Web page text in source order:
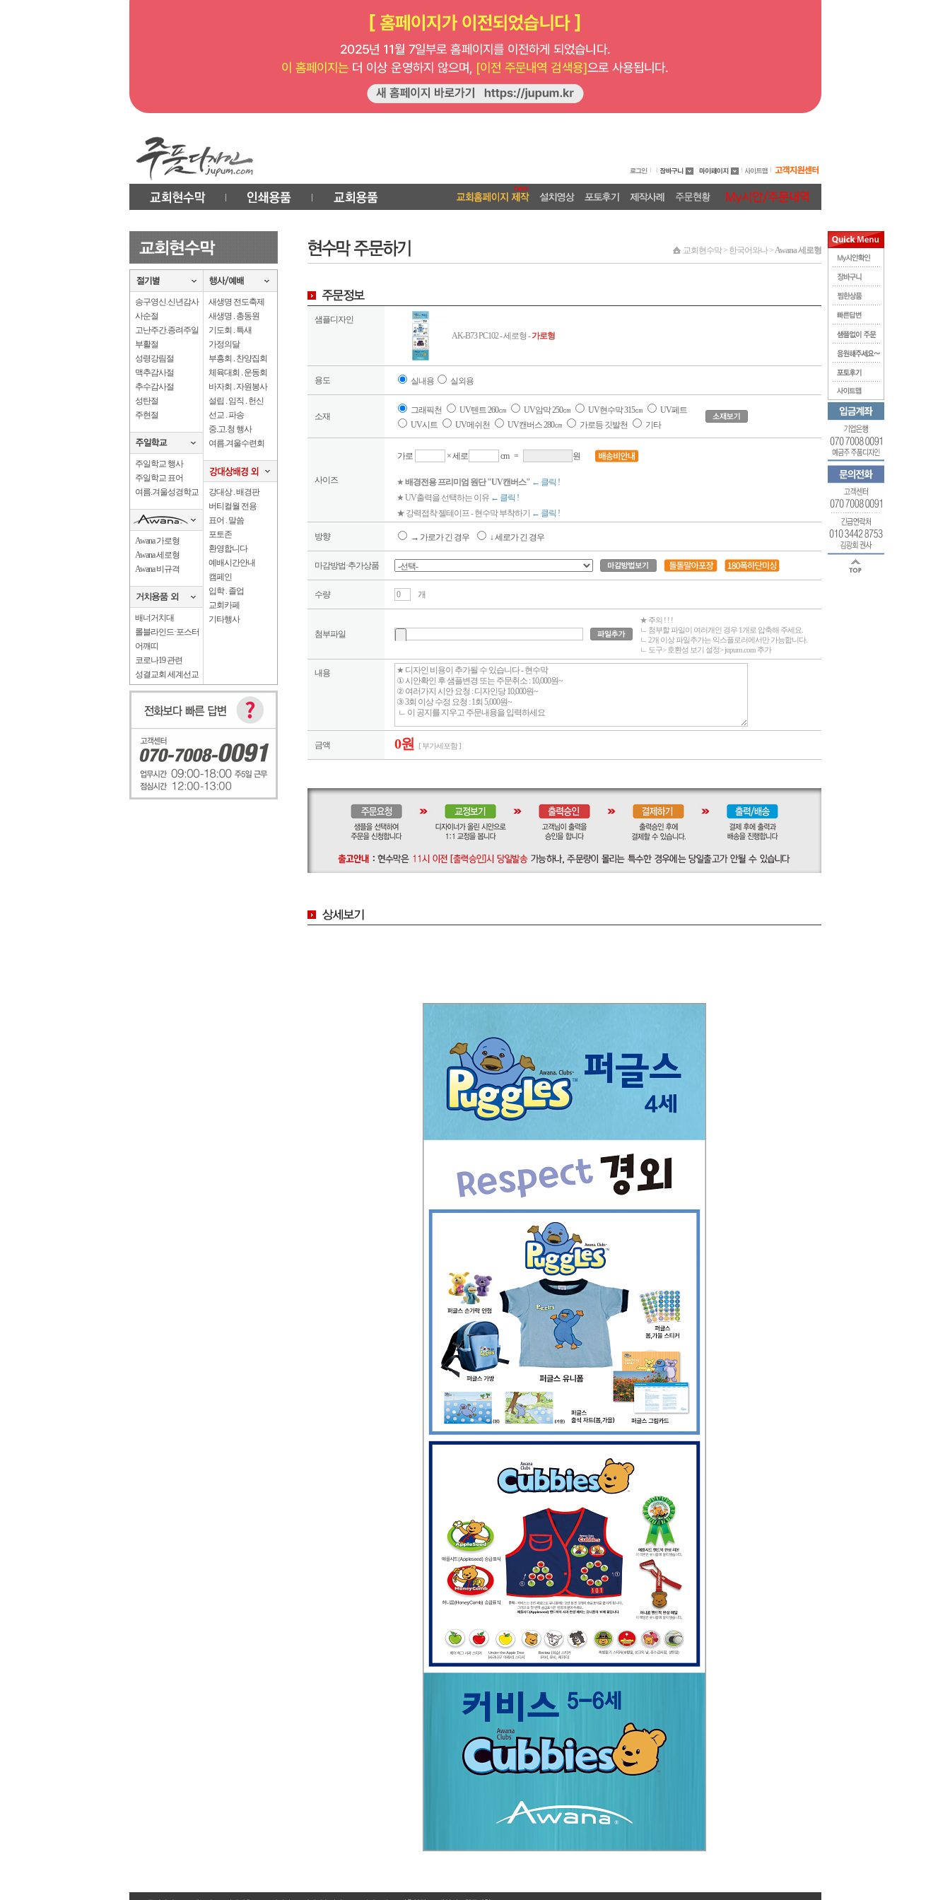
송구영신.신년감사
사순절
고난주간.종려주일
부활절
성령강림절
맥추감사절
추수감사절
성탄절
주현절
주일학교 행사
주일학교 표어
여름.겨울성경학교
Awana 가로형
Awana 세로형
Awana 비규격
배너거치대
롤블라인드·포스터
어깨띠
코로나19 관련
성결교회 세계선교
새생명 전도축제
새생명 . 총동원
기도회 . 특새
가정의달
부흥회 . 찬양집회
체육대회 . 운동회
바자회 . 자원봉사
설립 . 임직 . 헌신
선교 . 파송
중.고.청 행사
여름.겨울수련회
강대상 . 배경판
버티컬월 전용
표어 . 말씀
포토존
환영합니다
예배시간안내
캠페인
입학 . 졸업
교회카페
기타행사
교회현수막 > 한국어와나 >Awana 세로형
샘플디자인
AK-B73 PC102 - 세로형 -가로형
용도 실내용 실외용
소재
그래픽천 UV텐트 260㎝ UV암막 250㎝ UV현수막 315㎝
UV페트
UV시트
UV메쉬천 UV캔버스 280㎝ 가로등 깃발천 기타
사이즈
가로 × 세로 cm = 원
★배경전용 프리미엄 원단 "UV캔버스" ← 클릭 !
★ UV출력을 선택하는 이유 ← 클릭 !
★ 강력접착 젤테이프 - 현수막 부착하기 ← 클릭 !
방향 → 가로가 긴 경우 ↓ 세로가 긴 경우
마감방법·추가상품
수량 개
첨부파일
★ 주의 ! ! !
ㄴ 첨부할 파일이 여러개인 경우 1개로 압축해 주세요.
ㄴ 2개 이상 파일추가는 익스플로러에서만 가능합니다.
ㄴ 도구> 호환성 보기 설정> jupum.com 추가
내용
금액 0원 [ 부가세포함 ]